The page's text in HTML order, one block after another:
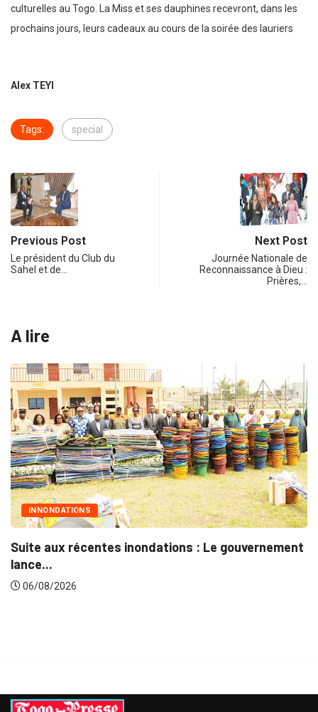
culturelles au Togo. La Miss et ses dauphines recevront, dans les
prochains jours, leurs cadeaux au cours de la soirée des lauriers
Alex TEYI
Tags: special
Previous Post
Le président du Club du
Sahel et de…
Next Post
Journée Nationale de
Reconnaissance à Dieu :
Prières,…
A lire
INNONDATIONS
Suite aux récentes inondations : Le gouvernement
lance...
06/08/2026